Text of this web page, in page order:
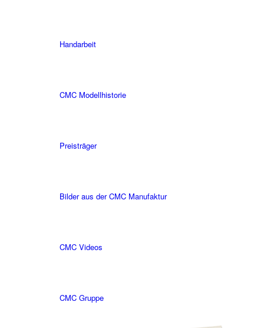
Handarbeit
CMC Modellhistorie
Preisträger
Bilder aus der CMC Manufaktur
CMC Videos
CMC Gruppe